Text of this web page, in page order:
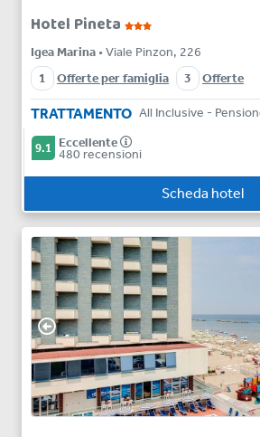
Hotel Pineta
Igea Marina • Viale Pinzon, 226
1
Offerte per famiglia 3 Offerte
TRATTAMENTO
9.1 Eccellente
480 recensioni
Scheda hotel